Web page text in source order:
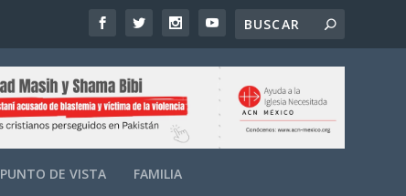
PUNTO DE VISTA FAMILIA